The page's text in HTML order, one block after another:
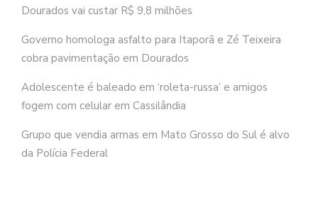
Dourados vai custar R$ 9,8 milhões
Governo homologa asfalto para Itaporã e Zé Teixeira
cobra pavimentação em Dourados
Adolescente é baleado em ‘roleta-russa’ e amigos
fogem com celular em Cassilândia
Grupo que vendia armas em Mato Grosso do Sul é alvo
da Polícia Federal